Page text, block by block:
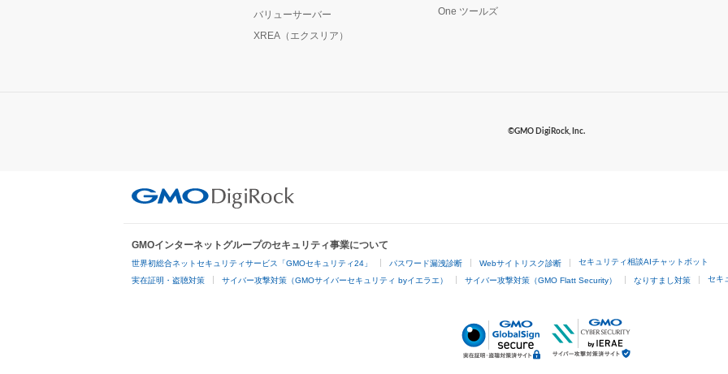
バリューサーバー
XREA（エクスリア）
One ツールズ
©GMO DigiRock, Inc.
GMOインターネットグループのセキュリティ事業について
世界初総合ネットセキュリティサービス「GMOセキュリティ24」 パスワード漏洩診断 Webサイトリスク診断 セキュリティ相談AIチャットボット
実在証明・盗聴対策 サイバー攻撃対策（GMOサイバーセキュリティ byイエラエ） サイバー攻撃対策（GMO Flatt Security） なりすまし対策 セキ